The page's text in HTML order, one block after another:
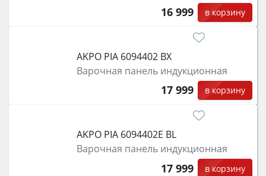
16 999 в корзину
AKPO PIA 6094402 BX
Варочная панель индукционная
17 999 в корзину
AKPO PIA 6094402E BL
Варочная панель индукционная
17 999 в корзину